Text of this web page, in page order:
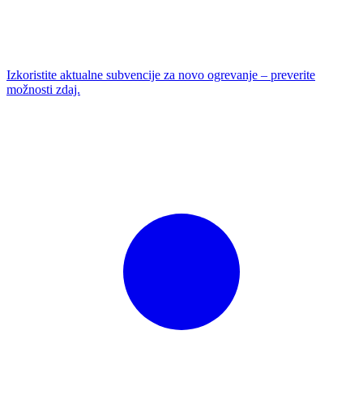
Izkoristite aktualne subvencije za novo ogrevanje – preverite
možnosti zdaj.